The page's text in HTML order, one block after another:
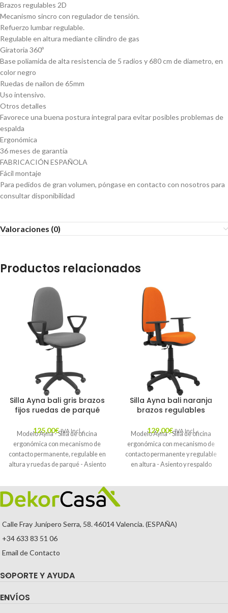
Brazos regulables 2D
Mecanismo sincro con regulador de tensión.
Refuerzo lumbar regulable.
Regulable en altura mediante cilindro de gas
Giratoria 360º
Base poliamida de alta resistencia de 5 radios y 680 cm de diametro, en
color negro
Ruedas de nailon de 65mm
Uso intensivo.
Otros detalles
Favorece una buena postura integral para evitar posibles problemas de
espalda
Ergonómica
36 meses de garantía
FABRICACIÓN ESPAÑOLA
Fácil montaje
Para pedidos de gran volumen, póngase en contacto con nosotros para
consultar disponibilidad
Valoraciones (0)
Productos relacionados
Silla Ayna bali gris brazos
fijos ruedas de parqué
125,00€ IVA Incl.
Modelo Ayna - Silla de oficina
ergonómica con mecanismo de
contacto permanente, regulable en
altura y ruedas de parqué - Asiento
color gris (BRAZOS FIJOS
INCLUIDOS)
Silla Ayna bali naranja
brazos regulables
129,00€ IVA Incl.
Modelo Ayna - Silla de oficina
ergonómica con mecanismo de
contacto permanente y regulable
en altura - Asiento y respaldo
naranja (BRAZOS REGULABLES
Calle Fray Junípero Serra, 58. 46014 Valencia. (ESPAÑA)
+34 633 83 51 06
Email de Contacto
SOPORTE Y AYUDA
ENVÍOS